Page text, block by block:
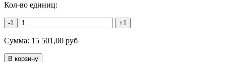
Кол-во единиц:
-1 +1
Сумма: 15 501,00 руб